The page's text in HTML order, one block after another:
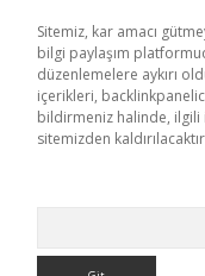
Sitemiz, kar amacı
bilgi paylaşım
düzenlemelere aykırı
içerikleri,
bildirmeniz halinde, ilgili
sitemizden